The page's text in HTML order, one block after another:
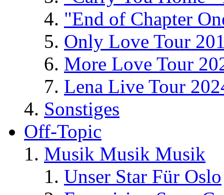
"End of Chapter
Only Love Tour
More Love Tour
Lena Live Tour
Sonstiges
Off-Topic
Musik Musik Musik
Unser Star Für Oslo